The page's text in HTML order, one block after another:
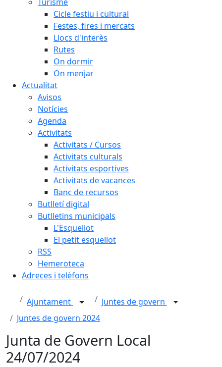
Cicle festiu i cultural
Festes, fires i mercats
Llocs d'interès
Rutes
On dormir
On menjar
Actualitat
Avisos
Notícies
Agenda
Activitats
Activitats / Cursos
Activitats culturals
Activitats esportives
Activitats de vacances
Banc de recursos
Butlletí digital
Butlletins municipals
L'Esquellot
El petit esquellot
RSS
Hemeroteca
Adreces i telèfons
Ajuntament
Juntes de govern
Juntes de govern 2024
Junta de Govern Local
24/07/2024